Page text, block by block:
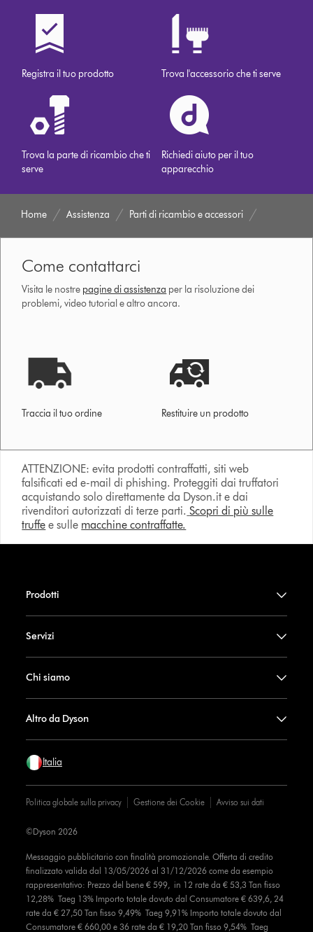
Registra il tuo prodotto Trova l'accessorio che ti serve
Trova la parte di ricambio che ti
serve
Richiedi aiuto per il tuo
apparecchio
Home Assistenza Parti di ricambio e accessori
Come contattarci
Visita le nostre pagine di assistenza per la risoluzione dei
problemi, video tutorial e altro ancora.
Traccia il tuo ordine Restituire un prodotto
ATTENZIONE: evita prodotti contraffatti, siti web
falsificati ed e-mail di phishing. Proteggiti dai truffatori
acquistando solo direttamente da Dyson.it e dai
rivenditori autorizzati di terze parti. Scopri di più sulle
truffe e sulle macchine contraffatte.
Prodotti
Servizi
Chi siamo
Altro da Dyson
Italia
Politica globale sulla privacy Gestione dei Cookie Avviso sui dati
Messaggio pubblicitario con finalità promozionale. Offerta di credito
finalizzato valida dal 13/05/2026 al 31/12/2026 come da esempio
rappresentativo: Prezzo del bene € 599, in 12 rate da € 53,3 Tan fisso
12,28% Taeg 13% Importo totale dovuto dal Consumatore € 639,6, 24
rate da € 27,50 Tan fisso 9,49% Taeg 9,91% Importo totale dovuto dal
Consumatore € 660,00 e 36 rate da € 19,20 Tan fisso 9,54% Taeg
©Dyson 2026